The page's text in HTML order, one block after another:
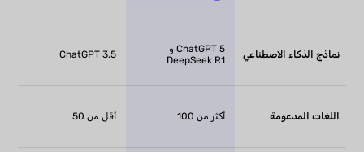
نماذج الذكاء الاصطناعي
ChatGPT 5 و
DeepSeek R1
ChatGPT 3.5
اللغات المدعومة أكثر من 100 أقل من 50